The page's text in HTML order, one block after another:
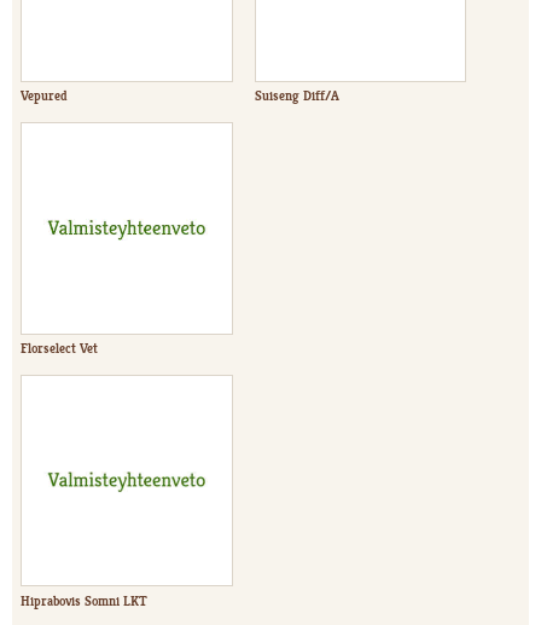
Vepured Suiseng Diff/A
Florselect Vet
Hiprabovis Somni LKT